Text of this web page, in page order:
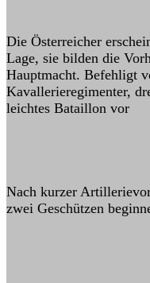
Die Österreicher
Lage, sie bilden die
Hauptmacht. Befehligt
Kavallerieregimenter,
leichtes Bataillon vor
Nach kurzer
zwei Geschützen